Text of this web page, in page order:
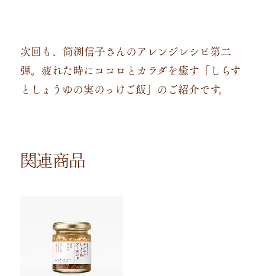
次回も、筒渕信子さんのアレンジレシピ第二
弾。疲れた時にココロとカラダを癒す「しらす
としょうゆの実のっけご飯」のご紹介です。
関連商品